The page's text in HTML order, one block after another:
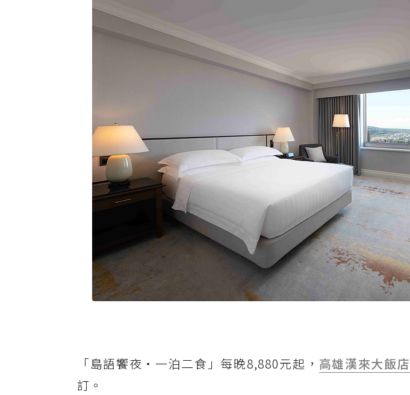
「島語饗夜・一泊二食」每晚8,880元起， 高雄漢來大飯店
訂。